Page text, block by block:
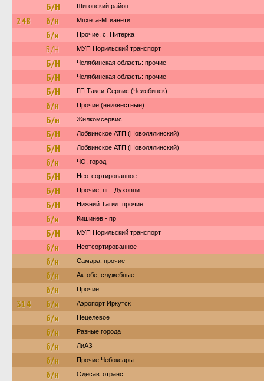
Б/Н Шигонский район
248 б/н Мцхета-Мтианети
б/н Прочие, с. Питерка
Б/Н МУП Норильский транспорт
Б/Н Челябинская область: прочие
Б/Н Челябинская область: прочие
Б/Н ГП Такси-Сервис (Челябинск)
б/н Прочие (неизвестные)
Б/н Жилкомсервис
Б/Н Лобвинское АТП (Новолялинский)
Б/Н Лобвинское АТП (Новолялинский)
б/н ЧО, город
Б/Н Неотсортированное
Б/Н Прочие, пгт. Духовни
Б/Н Нижний Тагил: прочие
б/н Кишинёв - пр
Б/Н МУП Норильский транспорт
б/н Неотсортированное
б/н Самара: прочие
б/н Актобе, служебные
б/н Прочие
314 б/н Аэропорт Иркутск
б/н Нецелевое
б/н Разные города
б/н ЛиАЗ
б/н Прочие Чебоксары
б/н Одесавтотранс